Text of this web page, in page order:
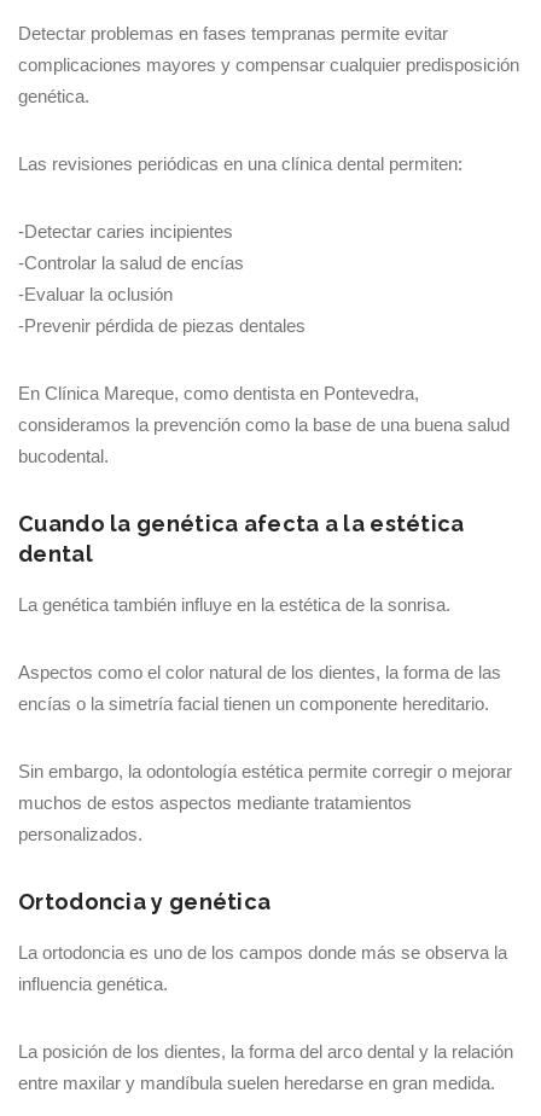
Detectar problemas en fases tempranas permite evitar
complicaciones mayores y compensar cualquier predisposición
genética.
Las revisiones periódicas en una clínica dental permiten:
-Detectar caries incipientes
-Controlar la salud de encías
-Evaluar la oclusión
-Prevenir pérdida de piezas dentales
En Clínica Mareque, como dentista en Pontevedra,
consideramos la prevención como la base de una buena salud
bucodental.
Cuando la genética afecta a la estética
dental
La genética también influye en la estética de la sonrisa.
Aspectos como el color natural de los dientes, la forma de las
encías o la simetría facial tienen un componente hereditario.
Sin embargo, la odontología estética permite corregir o mejorar
muchos de estos aspectos mediante tratamientos
personalizados.
Ortodoncia y genética
La ortodoncia es uno de los campos donde más se observa la
influencia genética.
La posición de los dientes, la forma del arco dental y la relación
entre maxilar y mandíbula suelen heredarse en gran medida.